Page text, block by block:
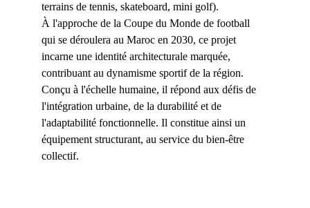
terrains de tennis, skateboard, mini golf).
À l'approche de la Coupe du Monde de football
qui se déroulera au Maroc en 2030, ce projet
incarne une identité architecturale marquée,
contribuant au dynamisme sportif de la région.
Conçu à l'échelle humaine, il répond aux défis de
l'intégration urbaine, de la durabilité et de
l'adaptabilité fonctionnelle. Il constitue ainsi un
équipement structurant, au service du bien-être
collectif.